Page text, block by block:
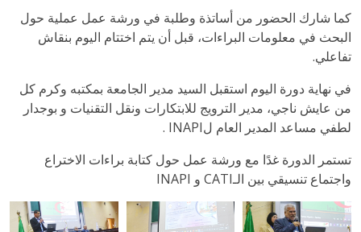
كما شارك الحضور من أساتذة وطلبة في ورشة عمل عملية حول
البحث في معلومات البراءات، قبل أن يتم اختتام اليوم بنقاش
تفاعلي.
في نهاية دورة اليوم استقبل السيد مدير الجامعة بمكتبه وكرم كل
من عايش ناجي، مدير الترويج للابتكارات ونقل التقنيات و بوجدار
لطفي مساعد المدير العام لINAPI .
تستمر الدورة غدًا مع ورشة عمل حول كتابة براءات الاختراع
واجتماع تنسيقي بين الـCATI و INAPI